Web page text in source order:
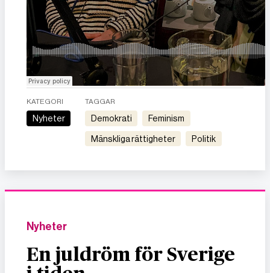
KATEGORI
Nyheter
TAGGAR
demokrati feminism
mänskliga rättigheter politik
Nyheter
En juldröm för Sverige